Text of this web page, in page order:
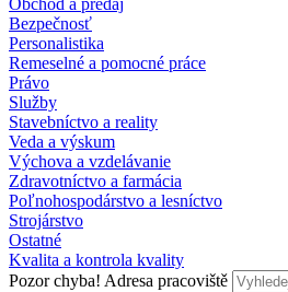
Obchod a predaj
Bezpečnosť
Personalistika
Remeselné a pomocné práce
Právo
Služby
Stavebníctvo a reality
Veda a výskum
Výchova a vzdelávanie
Zdravotníctvo a farmácia
Poľnohospodárstvo a lesníctvo
Strojárstvo
Ostatné
Kvalita a kontrola kvality
Pozor chyba! Adresa pracoviště